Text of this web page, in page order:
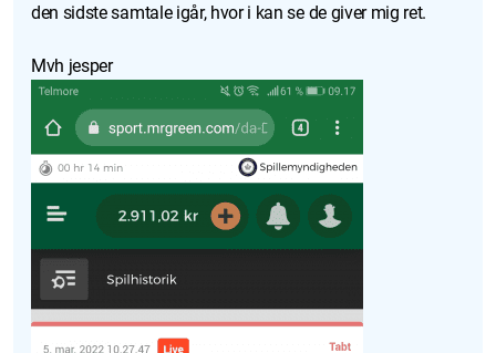
den sidste samtale igår, hvor i kan se de giver mig ret.
Mvh jesper